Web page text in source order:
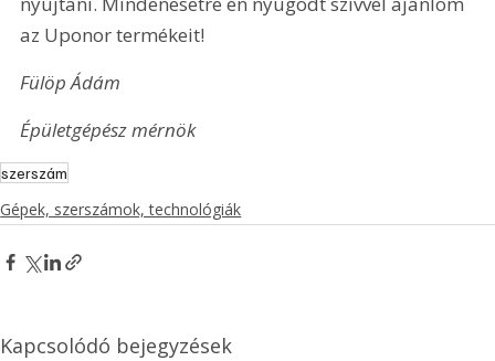
az Uponor termékeit!
Fülöp Ádám
Épületgépész mérnök
szerszám
Gépek, szerszámok, technológiák
Kapcsolódó bejegyzések